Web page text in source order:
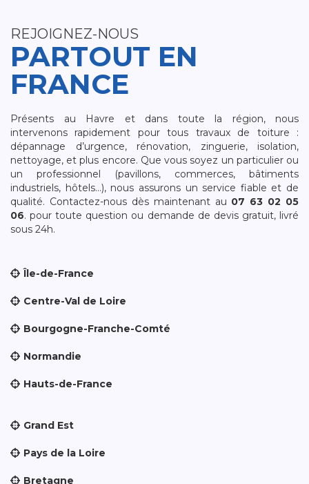
REJOIGNEZ-NOUS
PARTOUT EN
FRANCE
Présents au Havre et dans toute la région, nous
intervenons rapidement pour tous travaux de toiture :
dépannage d’urgence, rénovation, zinguerie, isolation,
nettoyage, et plus encore. Que vous soyez un particulier ou
un professionnel (pavillons, commerces, bâtiments
industriels, hôtels…), nous assurons un service fiable et de
qualité. Contactez-nous dès maintenant au 07 63 02 05
06. pour toute question ou demande de devis gratuit, livré
sous 24h.
Île-de-France
Centre-Val de Loire
Bourgogne-Franche-Comté
Normandie
Hauts-de-France
Grand Est
Pays de la Loire
Bretagne